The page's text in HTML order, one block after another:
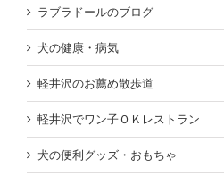
ラブラドールのブログ
犬の健康・病気
軽井沢のお薦め散歩道
軽井沢でワン子ＯＫレストラン
犬の便利グッズ・おもちゃ